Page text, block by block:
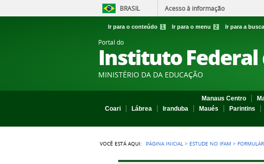
BRASIL Acesso à informação
Ir para o conteúdo 1 Ir para o menu 2 Ir para a busca
Portal do
Instituto Federal
MINISTÉRIO DA DA EDUCAÇÃO
Manaus Centro
Coari
Lábrea Iranduba Maués Parintins
VOCÊ ESTÁ AQUI: PÁGINA INICIAL > ESTUDE NO IFAM >